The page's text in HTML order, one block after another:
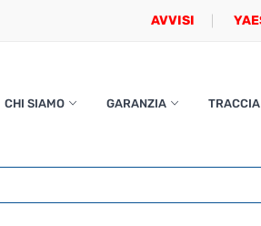
AVVISI
CHI SIAMO GARANZIA